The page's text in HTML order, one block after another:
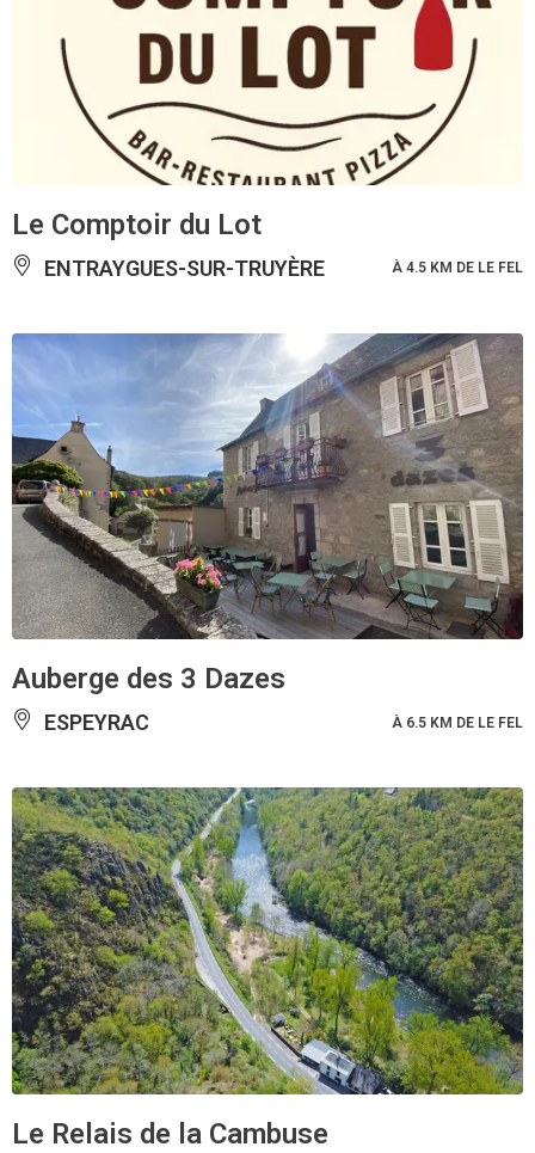
Le Comptoir du Lot
ENTRAYGUES-SUR-TRUYÈRE À 4.5 KM DE LE FEL
Auberge des 3 Dazes
ESPEYRAC À 6.5 KM DE LE FEL
Le Relais de la Cambuse